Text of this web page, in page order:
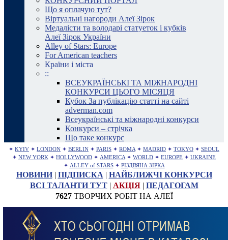
Що я оплачую тут?
Віртуальні нагороди Алеї Зірок
Медалісти та володарі статуеток і кубків
Алеї Зірок України
Alley of Stars: Europe
For American teachers
Країни і міста
::
ВСЕУКРАЇНСЬКІ ТА МІЖНАРОДНІ
КОНКУРСИ ЦЬОГО МІСЯЦЯ
Кубок За публікацію статті на сайті
adverman.com
Всеукраїнські та міжнародні конкурси
Конкурси – стрічка
Що таке конкурс
✦ KYIV ✦ LONDON ✦ BERLIN ✦ PARIS ✦ ROMA ✦ MADRID ✦ TOKYO ✦ SEOUL
✦ NEW YORK ✦ HOLLYWOOD ✦ AMERICA ✦ WORLD ✦ EUROPE ✦ UKRAINE
✦ ALLEY of STARS ✦ РІЗДВЯНА ЗІРКА
НОВИНИ| ПІДПИСКА | НАЙБЛИЖЧІ КОНКУРСИ
ВСІ ТАЛАНТИ ТУТ| АКЦІЯ| ПЕДАГОГАМ
7627ТВОРЧИХ РОБІТ НА АЛЕЇ